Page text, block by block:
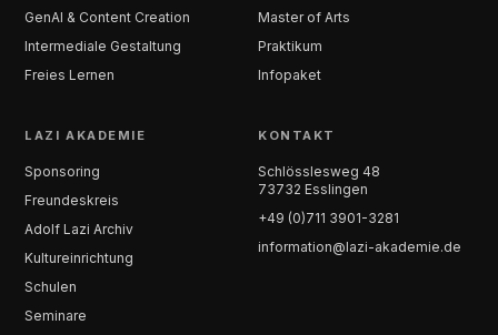
GenAI & Content Creation
Intermediale Gestaltung
Freies Lernen
Master of Arts
Praktikum
Infopaket
LAZI AKADEMIE
Sponsoring
Freundeskreis
Adolf Lazi Archiv
Kultureinrichtung
Schulen
Seminare
KONTAKT
Schlösslesweg 48
73732 Esslingen
+49 (0)711 3901-3281
information@lazi-akademie.de